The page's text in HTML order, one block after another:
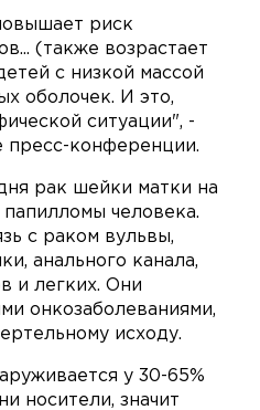
риск
(также возрастает
с низкой массой
оболочек. И это,
ситуации", -
пресс-конференции.
рак шейки матки на
папилломы человека.
с раком вульвы,
анального канала,
и легких. Они
онкозаболеваниями,
исходу.
у 30-65%
носители, значит